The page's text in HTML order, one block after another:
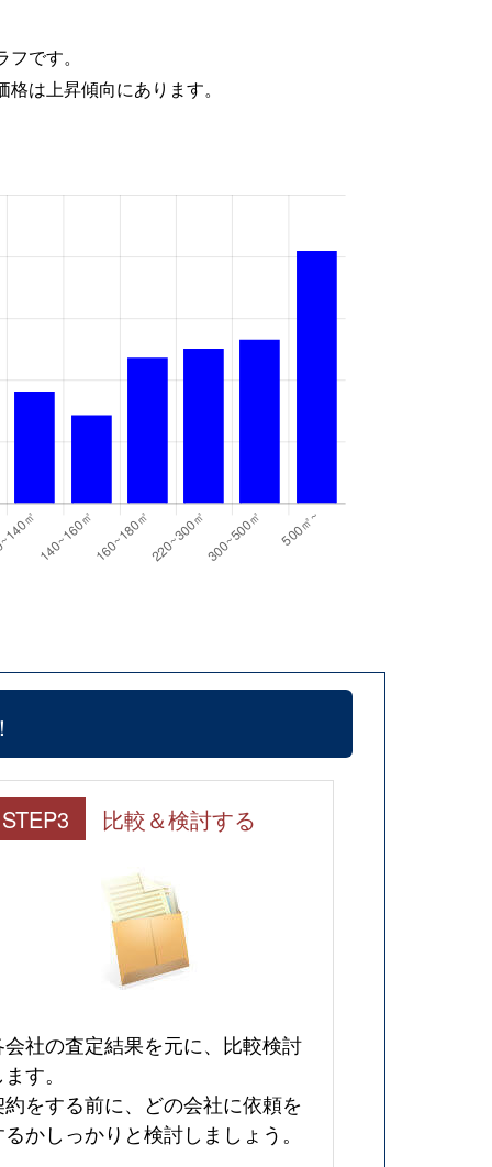
です。
は上昇傾向にあります。
STEP3 比較＆検討する
会社の査定結果を元に、比較検討
す。
約をする前に、どの会社に依頼を
かしっかりと検討しましょう。